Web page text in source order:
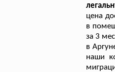
цена
в
за 3
в
наши